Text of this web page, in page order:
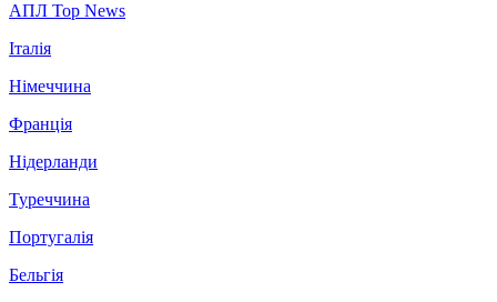
АПЛ Top News
Італія
Німеччина
Франція
Нідерланди
Туреччина
Португалія
Бельгія